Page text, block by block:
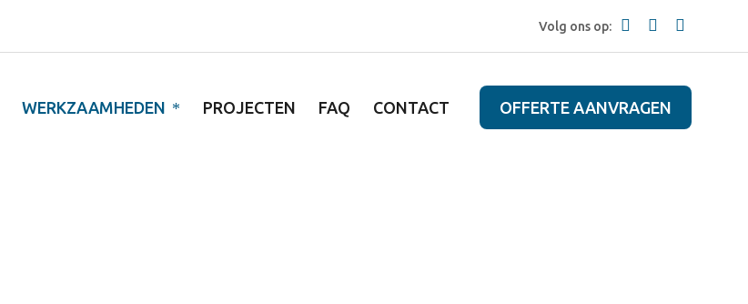
Volg ons op:
WERKZAAMHEDEN PROJECTEN FAQ CONTACT OFFERTE AANVRAGEN